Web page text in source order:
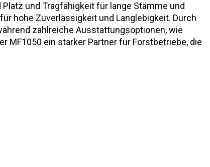
und Tragfähigkeit für lange Stämme und
hohe Zuverlässigkeit und Langlebigkeit. Durch
zahlreiche Ausstattungsoptionen, wie
MF1050 ein starker Partner für Forstbetriebe, die